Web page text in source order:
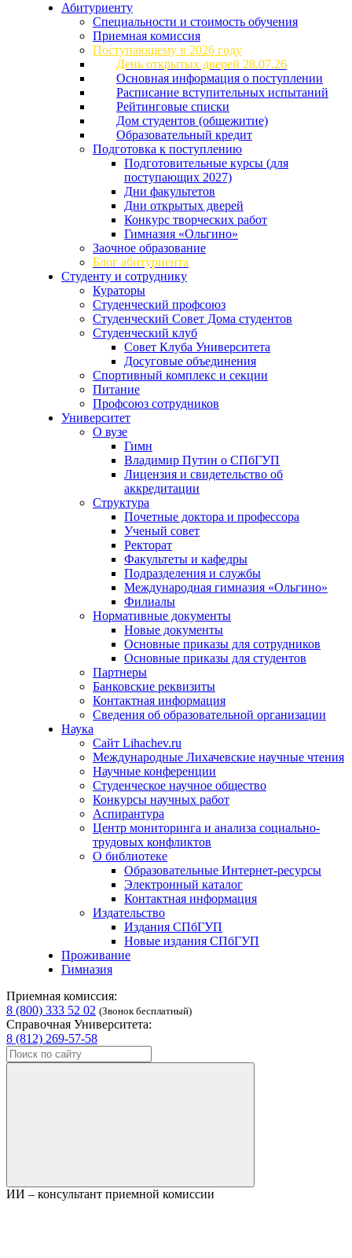
Абитуриенту
Специальности и стоимость обучения
Приемная комиссия
Поступающему в 2026 году
День открытых дверей 28.07.26
Основная информация о поступлении
Расписание вступительных испытаний
Рейтинговые списки
Дом студентов (общежитие)
Образовательный кредит
Подготовка к поступлению
Подготовительные курсы (для
поступающих 2027)
Дни факультетов
Дни открытых дверей
Конкурс творческих работ
Гимназия «Ольгино»
Заочное образование
Блог абитуриента
Студенту и сотруднику
Кураторы
Студенческий профсоюз
Студенческий Совет Дома студентов
Студенческий клуб
Совет Клуба Университета
Досуговые объединения
Спортивный комплекс и секции
Питание
Профсоюз сотрудников
Университет
О вузе
Гимн
Владимир Путин о СПбГУП
Лицензия и свидетельство об
аккредитации
Структура
Почетные доктора и профессора
Ученый совет
Ректорат
Факультеты и кафедры
Подразделения и службы
Международная гимназия «Ольгино»
Филиалы
Нормативные документы
Новые документы
Основные приказы для сотрудников
Основные приказы для студентов
Партнеры
Банковские реквизиты
Контактная информация
Сведения об образовательной организации
Наука
Сайт Lihachev.ru
Международные Лихачевские научные чтения
Научные конференции
Студенческое научное общество
Конкурсы научных работ
Аспирантура
Центр мониторинга и анализа социально-
трудовых конфликтов
О библиотеке
Образовательные Интернет-ресурсы
Электронный каталог
Контактная информация
Издательство
Издания СПбГУП
Новые издания СПбГУП
Проживание
Гимназия
Приемная комиссия:
8 (800) 333 52 02 (Звонок бесплатный)
Справочная Университета:
8 (812) 269-57-58
ИИ – консультант приемной комиссии